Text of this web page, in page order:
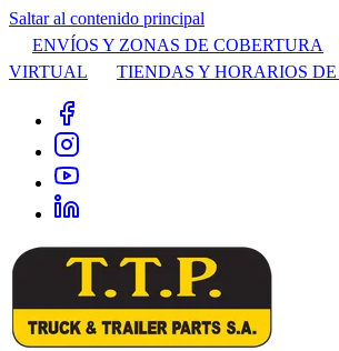
Saltar al contenido principal
ENVÍOS Y ZONAS DE COBERTURA
VIRTUAL
TIENDAS Y HORARIOS